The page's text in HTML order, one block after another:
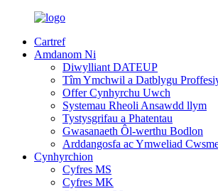
Cartref
Amdanom Ni
Diwylliant DATEUP
Tîm Ymchwil a Datblygu
Offer Cynhyrchu Uwch
Systemau Rheoli Ansawdd llym
Tystysgrifau a Phatentau
Gwasanaeth Ôl-werthu Bodlon
Arddangosfa ac Ymweliad
Cynhyrchion
Cyfres MS
Cyfres MK